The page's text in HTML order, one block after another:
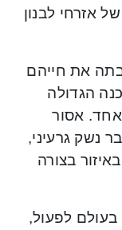
אזרחי לבנון
את חייהם
הגדולה
אסור
נשק גרעיני,
בצורה
בעולם לפעול,